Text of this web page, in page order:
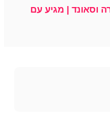
וסאונד | מגיע עם